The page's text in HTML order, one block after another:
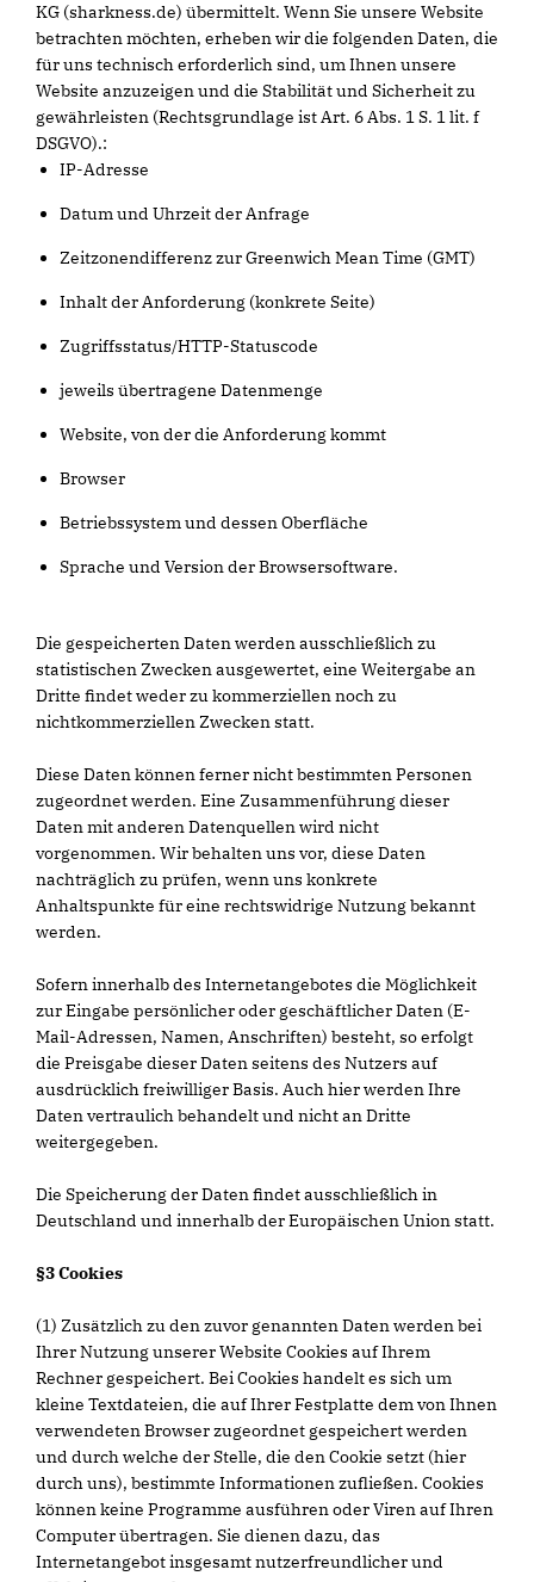
KG (sharkness.de) übermittelt. Wenn Sie unsere Website
betrachten möchten, erheben wir die folgenden Daten, die
für uns technisch erforderlich sind, um Ihnen unsere
Website anzuzeigen und die Stabilität und Sicherheit zu
gewährleisten (Rechtsgrundlage ist Art. 6 Abs. 1 S. 1 lit. f
DSGVO).:
IP-Adresse
Datum und Uhrzeit der Anfrage
Zeitzonendifferenz zur Greenwich Mean Time (GMT)
Inhalt der Anforderung (konkrete Seite)
Zugriffsstatus/HTTP-Statuscode
jeweils übertragene Datenmenge
Website, von der die Anforderung kommt
Browser
Betriebssystem und dessen Oberfläche
Sprache und Version der Browsersoftware.
Die gespeicherten Daten werden ausschließlich zu
statistischen Zwecken ausgewertet, eine Weitergabe an
Dritte findet weder zu kommerziellen noch zu
nichtkommerziellen Zwecken statt.
Diese Daten können ferner nicht bestimmten Personen
zugeordnet werden. Eine Zusammenführung dieser
Daten mit anderen Datenquellen wird nicht
vorgenommen. Wir behalten uns vor, diese Daten
nachträglich zu prüfen, wenn uns konkrete
Anhaltspunkte für eine rechtswidrige Nutzung bekannt
werden.
Sofern innerhalb des Internetangebotes die Möglichkeit
zur Eingabe persönlicher oder geschäftlicher Daten (E-
Mail-Adressen, Namen, Anschriften) besteht, so erfolgt
die Preisgabe dieser Daten seitens des Nutzers auf
ausdrücklich freiwilliger Basis. Auch hier werden Ihre
Daten vertraulich behandelt und nicht an Dritte
weitergegeben.
Die Speicherung der Daten findet ausschließlich in
Deutschland und innerhalb der Europäischen Union statt.
§3 Cookies
(1) Zusätzlich zu den zuvor genannten Daten werden bei
Ihrer Nutzung unserer Website Cookies auf Ihrem
Rechner gespeichert. Bei Cookies handelt es sich um
kleine Textdateien, die auf Ihrer Festplatte dem von Ihnen
verwendeten Browser zugeordnet gespeichert werden
und durch welche der Stelle, die den Cookie setzt (hier
durch uns), bestimmte Informationen zufließen. Cookies
können keine Programme ausführen oder Viren auf Ihren
Computer übertragen. Sie dienen dazu, das
Internetangebot insgesamt nutzerfreundlicher und